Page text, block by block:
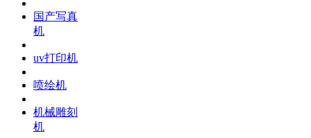
国产写真
机
uv打印机
喷绘机
机械雕刻
机